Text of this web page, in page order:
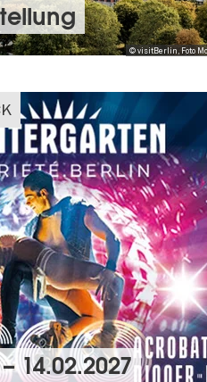
© visitBerlin, Foto
14.02.2027